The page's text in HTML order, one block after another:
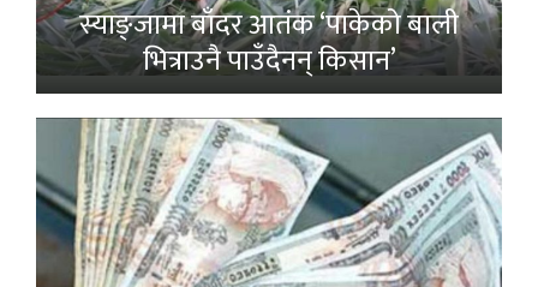
स्याङ्जामा बाँदर आतंक ‘पाकेको बाली
भित्राउनै पाउँदैनन् किसान’